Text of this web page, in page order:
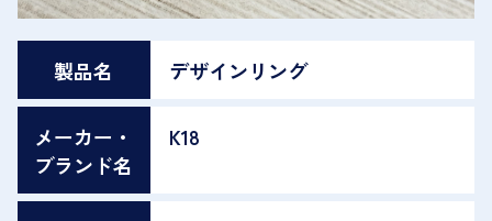
製品名 デザインリング
メーカー・
ブランド名
K18